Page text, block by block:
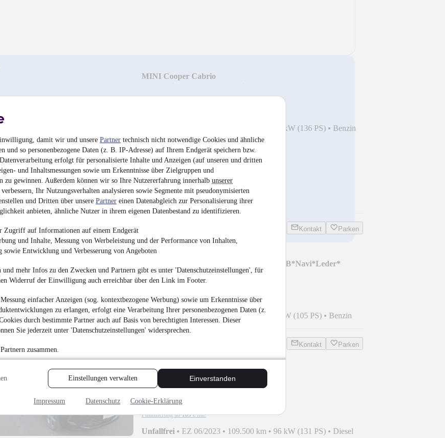
damit wir und unsere Partner technisch nicht notwendige Cookies und ähnliche
und so personenbezogene Daten (z. B. IP-Adresse) auf Ihrem Endgerät speichern bzw.
erfolgt für personalisierte Inhalte und Anzeigen (auf unseren und dritten
und Inhaltsmessungen sowie um Erkenntnisse über Zielgruppen und
zu gewinnen. Außerdem können wir so Ihre Nutzererfahrung innerhalb unserer
verbessern, Ihr Nutzungsverhalten analysieren sowie Segmente mit pseudonymisierten
und Dritten über unsere Partner einen Datenabgleich zur Personalisierung ihrer
anbieten, ähnliche Nutzer in ihrem eigenen Datenbestand zu identifizieren.
Zugriff auf Informationen auf einem Endgerät
und Inhalte, Messung von Werbeleistung und der Performance von Inhalten,
sowie Entwicklung und Verbesserung von Angeboten
mehr Infos zu den Zwecken und Partnern gibt es unter 'Datenschutzeinstellungen', für
Widerruf der Einwilligung auch erreichbar über den Link im Footer.
einfacher Anzeigen (sog. kontextbezogene Werbung) sowie um Erkenntnisse über
zu erlangen, erfolgt eine Verarbeitung Ihrer personenbezogenen Daten (z.
durch bestimmte Partner auch auf Basis von berechtigten Interessen. Dieser
Sie jederzeit unter 'Datenschutzeinstellungen' widersprechen.
zusammen.
Einstellungen verwalten Einverstanden
Impressum Datenschutz Cookie-Erklärung
MINI Cooper Cabrio
16.990 €
100 kW (136 PS) • Benzin
Kontakt Parken
Fiat 500C 60th. Anniversary 1. Hand*DAB*Navi*Leder*
17.990 €
Finanzierung ab 168 € mtl.
Unfallfrei• EZ 12/2017 •22.800 km 77 kW (105 PS) • Benzin
Kontakt Parken
Opel Grandland GS Line
Navi*LED*360°*Temp.*Spur.*Totw
17.490 €¹
Finanzierung ab 163 € mtl.
Unfallfrei • EZ 06/2023 • 109.500 km • 96 kW (131 PS) • Diesel